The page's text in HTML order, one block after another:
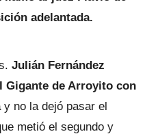
adelantada.
Julián Fernández
Gigante de Arroyito con
y no la dejó pasar el
metió el segundo y